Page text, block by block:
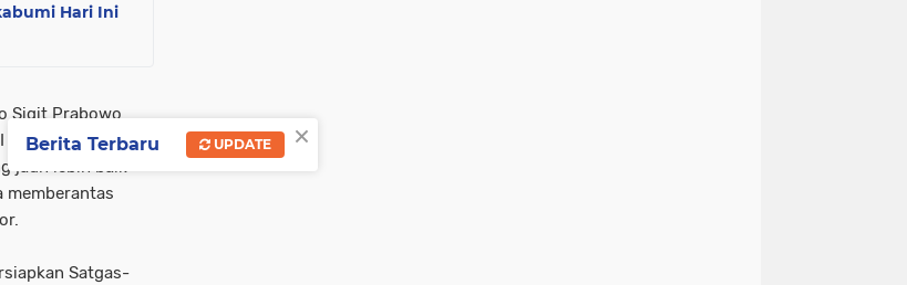
Hari Ini
Sigit Prabowo
Erick Thohir yang
jauh lebih baik
memberantas
Satgas-
×
Berita Terbaru UPDATE